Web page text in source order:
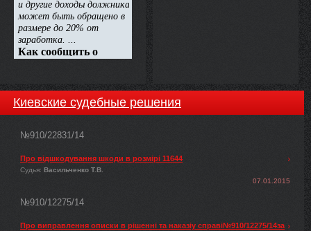
Киевские судебные решения
№910/22831/14
Про відшкодування шкоди в розмірі 11644
Судья: Васильченко Т.В.
07.01.2015
№910/12275/14
Про виправлення описки в рішенні та наказіу справі№910/12275/14за